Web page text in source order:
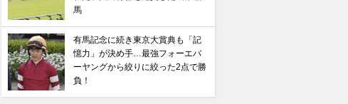
【有馬記念】武豊×ドウデュースを逆転できる候補3頭！と絶
るべき“隠れ穴馬！”
馬
有馬記念に続き東京大賞典も「記
憶力」が決め手…最強フォーエバ
ーヤングから絞りに絞った2点で勝
負！